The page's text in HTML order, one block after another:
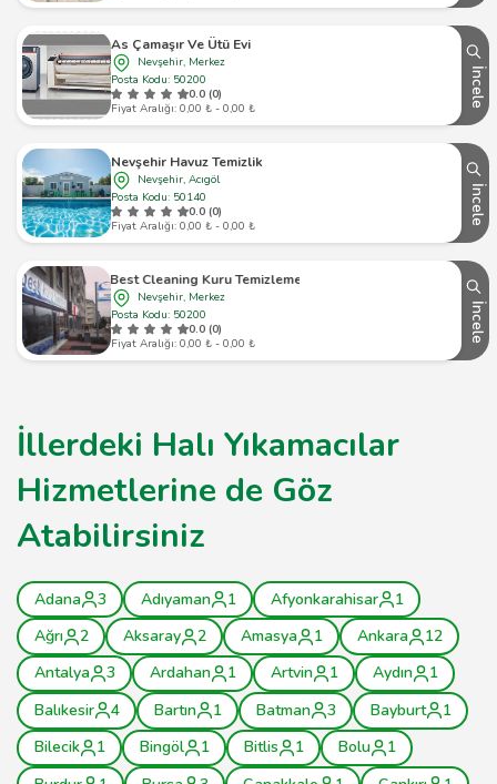
As Çamaşır Ve Ütü Evi
Nevşehir, Merkez
Posta Kodu: 50200
0.0 (0)
Fiyat Aralığı: 0,00 ₺ - 0,00 ₺
İncele
Nevşehir Havuz Temizlik
Nevşehir, Acıgöl
Posta Kodu: 50140
0.0 (0)
Fiyat Aralığı: 0,00 ₺ - 0,00 ₺
İncele
Best Cleaning Kuru Temizleme
Nevşehir, Merkez
Posta Kodu: 50200
0.0 (0)
Fiyat Aralığı: 0,00 ₺ - 0,00 ₺
İncele
İllerdeki Halı Yıkamacılar
Hizmetlerine de Göz
Atabilirsiniz
Adana 3 Adıyaman 1 Afyonkarahisar
1
Ağrı
2 Aksaray 2 Amasya 1 Ankara
12
Antalya
3 Ardahan 1 Artvin 1 Aydın
1
Balıkesir
4 Bartın 1 Batman 3 Bayburt
1
Bilecik
1 Bingöl 1 Bitlis 1 Bolu
1